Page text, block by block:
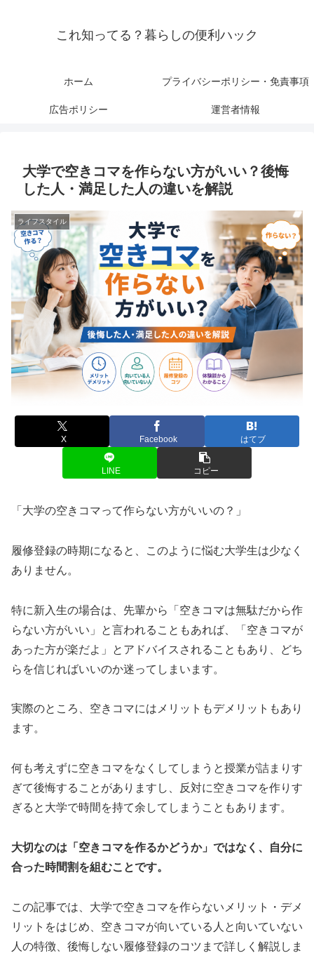
これ知ってる？暮らしの便利ハック
ホーム プライバシーポリシー・免責事項
広告ポリシー 運営者情報
大学で空きコマを作らない方がいい？後悔
した人・満足した人の違いを解説
ライフスタイル
X Facebook はてブ
LINE コピー
「大学の空きコマって作らない方がいいの？」
履修登録の時期になると、このように悩む大学生は少なく
ありません。
特に新入生の場合は、先輩から「空きコマは無駄だから作
らない方がいい」と言われることもあれば、「空きコマが
あった方が楽だよ」とアドバイスされることもあり、どち
らを信じればいいのか迷ってしまいます。
実際のところ、空きコマにはメリットもデメリットもあり
ます。
何も考えずに空きコマをなくしてしまうと授業が詰まりす
ぎて後悔することがありますし、反対に空きコマを作りす
ぎると大学で時間を持て余してしまうこともあります。
大切なのは「空きコマを作るかどうか」ではなく、自分に
合った時間割を組むことです。
この記事では、大学で空きコマを作らないメリット・デメ
リットをはじめ、空きコマが向いている人と向いていない
人の特徴、後悔しない履修登録のコツまで詳しく解説しま